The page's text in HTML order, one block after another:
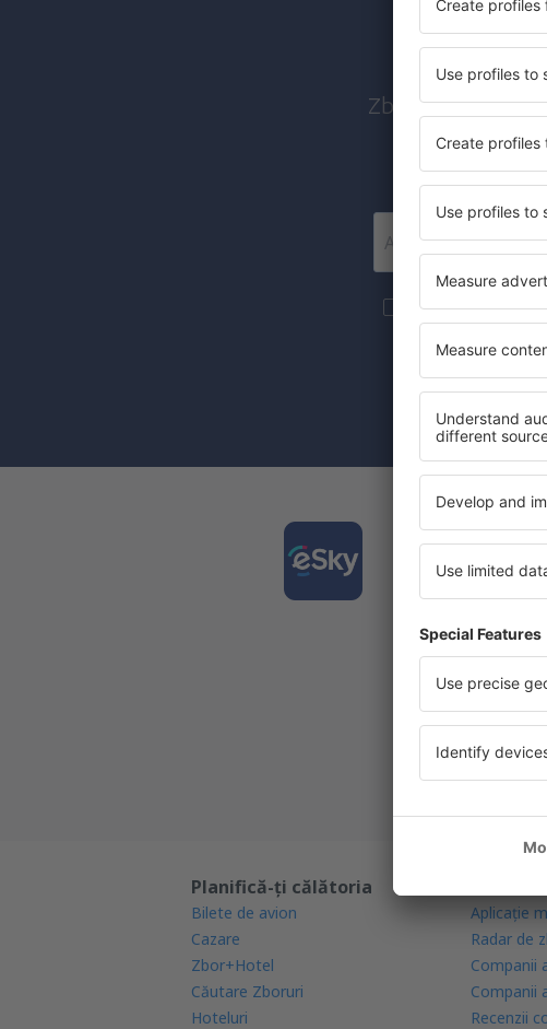
Zboruri ieftine,
Mai multe
materiale
furnizat-o.
Prin bifarea căsuței
și
Cea mai bine
Noi oferte
Toate
Planifică-ți călătoria
Bilete de avion
Cazare
Zbor+Hotel
Căutare Zboruri
Hoteluri
Aplicație
Radar de
Companii
Companii
Recenzii